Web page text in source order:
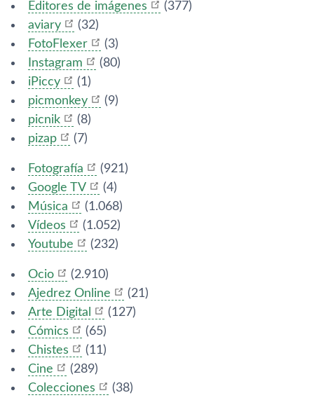
Editores de imágenes
(377)
aviary
(32)
FotoFlexer
(3)
Instagram
(80)
iPiccy
(1)
picmonkey
(9)
picnik
(8)
pizap
(7)
Fotografí­a
(921)
Google TV
(4)
Música
(1.068)
Ví­deos
(1.052)
Youtube
(232)
Ocio
(2.910)
Ajedrez Online
(21)
Arte Digital
(127)
Cómics
(65)
Chistes
(11)
Cine
(289)
Colecciones
(38)